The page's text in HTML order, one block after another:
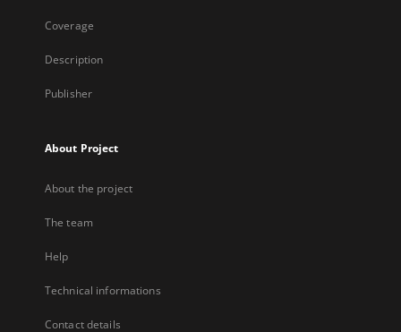
Coverage
Description
Publisher
About Project
About the project
The team
Help
Technical informations
Contact details